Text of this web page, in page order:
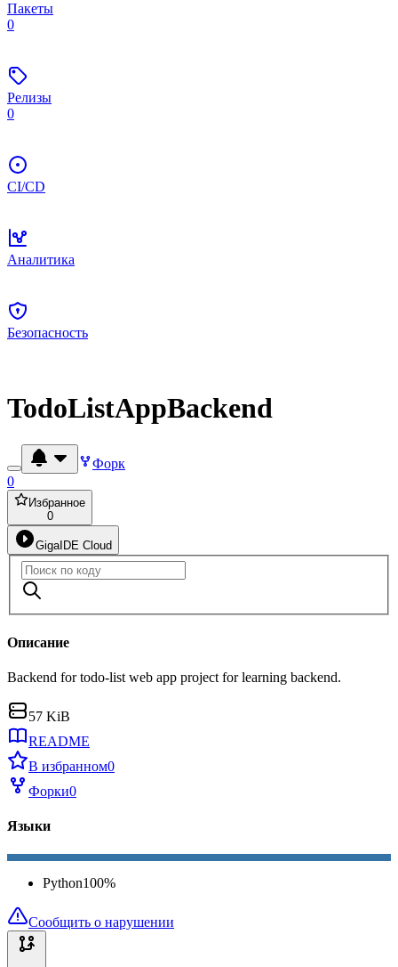
Пакеты
0
Релизы
0
CI/CD
Аналитика
Безопасность
TodoListAppBackend
Форк
0
Избранное
0
GigaIDE Cloud
Описание
Backend for todo-list web app project for learning backend.
57 KiB
README
В избранном0
Форки0
Языки
Python100%
Сообщить о нарушении